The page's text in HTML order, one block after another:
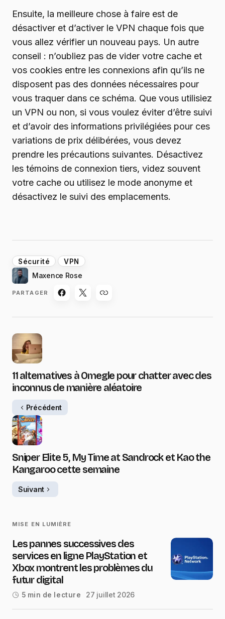
Ensuite, la meilleure chose à faire est de
désactiver et d’activer le VPN chaque fois que
vous allez vérifier un nouveau pays. Un autre
conseil : n’oubliez pas de vider votre cache et
vos cookies entre les connexions afin qu’ils ne
disposent pas des données nécessaires pour
vous traquer dans ce schéma. Que vous utilisiez
un VPN ou non, si vous voulez éviter d’être suivi
et d’avoir des informations privilégiées pour ces
variations de prix délibérées, vous devez
prendre les précautions suivantes. Désactivez
les témoins de connexion tiers, videz souvent
votre cache ou utilisez le mode anonyme et
désactivez le suivi des emplacements.
Sécurité VPN
Maxence Rose
PARTAGER
11 alternatives à Omegle pour chatter avec des
inconnus de manière aléatoire
Précédent
Sniper Elite 5, My Time at Sandrock et Kao the
Kangaroo cette semaine
Suivant
MISE EN LUMIÈRE
Les pannes successives des
services en ligne PlayStation et
Xbox montrent les problèmes du
futur digital
5 min de lecture 27 juillet 2026